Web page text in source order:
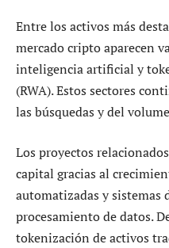
Entre los activos más
mercado cripto aparecen
inteligencia artificial y
(RWA). Estos sectores
las búsquedas y del
Los proyectos
capital gracias al
automatizadas y sistemas
procesamiento de datos.
tokenización de activos